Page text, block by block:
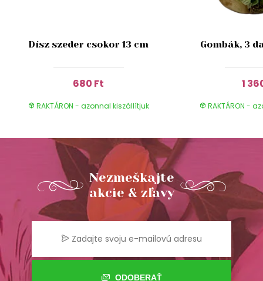
Dísz szeder csokor 13 cm
680 Ft
RAKTÁRON - azonnal kiszállítjuk
Gombák, 3
1
RAKTÁRON -
Nezmeškajte
akcie & zľavy
ODOBERAŤ